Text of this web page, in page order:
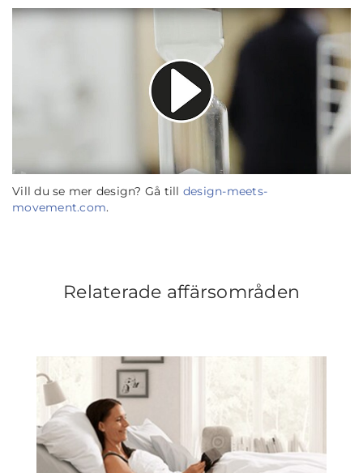
Vill du se mer design? Gå till design-meets-
movement.com.
Relaterade affärsområden